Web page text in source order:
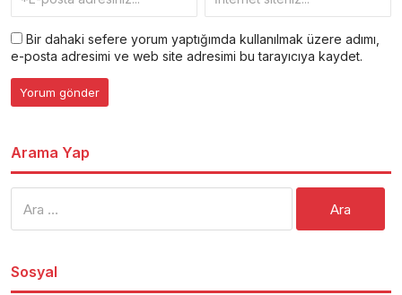
Bir dahaki sefere yorum yaptığımda kullanılmak üzere adımı,
e-posta adresimi ve web site adresimi bu tarayıcıya kaydet.
Arama Yap
Sosyal